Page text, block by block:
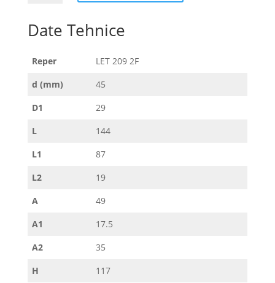
Date Tehnice
Reper
LET 209 2F
d (mm)
45
D1
29
L
144
L1
87
L2
19
A
49
A1
17.5
A2
35
H
117